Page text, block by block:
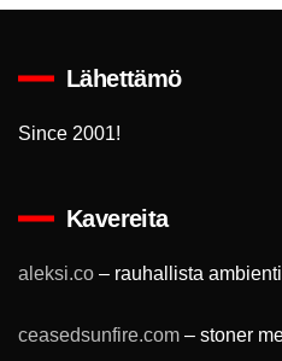
Lähettämö
Since 2001!
Kavereita
aleksi.co – rauhallista
ceasedsunfire.com – stoner